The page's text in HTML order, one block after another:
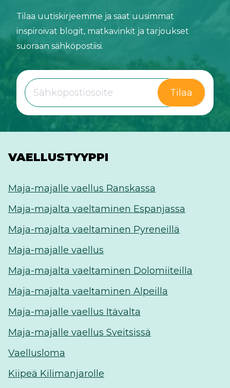
Tilaa uutiskirjeemme ja saat uusimmat
inspiroivat blogit, matkavinkit ja tarjoukset
suoraan sähköpostiisi.
Tilaa
VAELLUSTYYPPI
Maja-majalle vaellus Ranskassa
Maja-majalta vaeltaminen Espanjassa
Maja-majalta vaeltaminen Pyreneillä
Maja-majalle vaellus
Maja-majalta vaeltaminen Dolomiiteilla
Maja-majalta vaeltaminen Alpeilla
Maja-majalle vaellus Itävalta
Maja-majalle vaellus Sveitsissä
Vaellusloma
Kiipeä Kilimanjarolle